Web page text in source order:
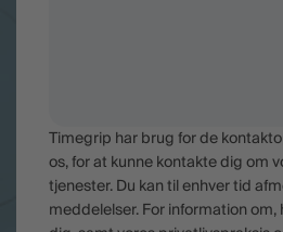
Timegrip har brug for de
os, for at kunne kontakte dig om
tjenester. Du kan til enhver tid
meddelelser. For information